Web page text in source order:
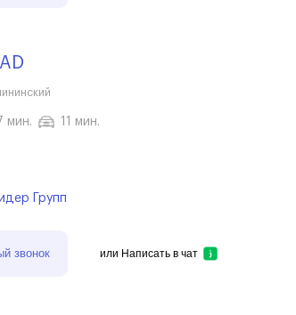
мин. 11 мин.
Групп
звонок или Написать в чат